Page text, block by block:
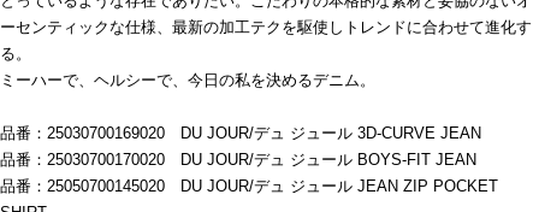
ーセンティックな仕様、最新の加工テクを駆使しトレンドに合わせて進化す
る。
ミーハーで、ヘルシーで、今日の私を決めるデニム。
品番：25030700169020 DU JOUR/デュ ジュール 3D-CURVE JEAN
品番：25030700170020 DU JOUR/デュ ジュール BOYS-FIT JEAN
品番：25050700145020 DU JOUR/デュ ジュール JEAN ZIP POCKET